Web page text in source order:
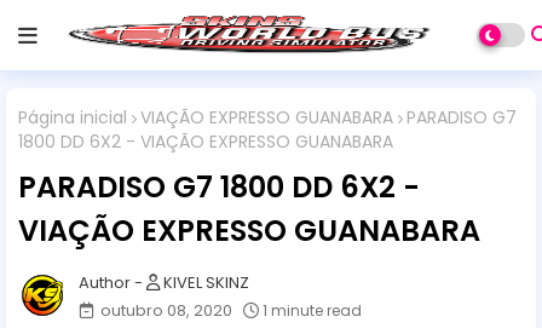
Página inicial VIAÇÃO EXPRESSO GUANABARA PARADISO G7
1800 DD 6X2 - VIAÇÃO EXPRESSO GUANABARA
PARADISO G7 1800 DD 6X2 -
VIAÇÃO EXPRESSO GUANABARA
KIVEL SKINZ
outubro 08, 2020
1 minute read